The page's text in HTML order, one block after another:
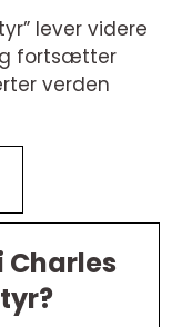
lever videre
fortsætter
verden
Charles